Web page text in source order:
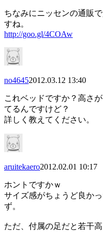
ちなみにニッセンの通販
すね。
http://goo.gl/4COAw
no46452012.03.12 13:40
これベッドですか？高さ
てるんですけど？
詳しく教えてください。
aruitekaero2012.02.01 10:17
ホントですかｗ
サイズ感がちょうど良か
ず。
ただ、付属の足だと若干